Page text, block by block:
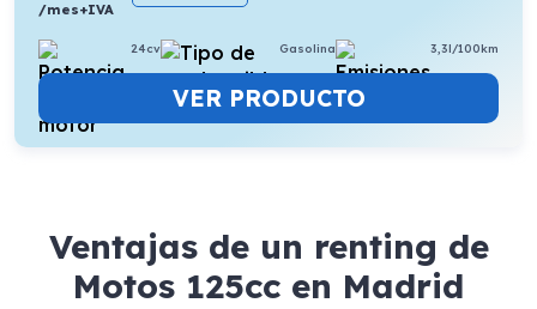
/mes+IVA
24cv Gasolina 3,3l/100km
VER PRODUCTO
Ventajas de un renting de
Motos 125cc en Madrid